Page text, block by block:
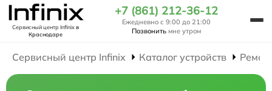
Сервисный центр Infinixв
Краснодаре
+7 (861) 212-36-12
Ежедневно с 9:00 до 21:00
Позвонить мне утром
Сервисный центр Infinix Каталог устройств